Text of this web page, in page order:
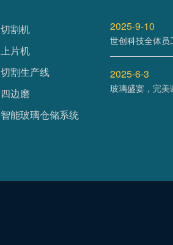
切割机
上片机
切割生产线
四边磨
智能玻璃仓储系统
2025-9-10
世创科技全体
2025-6-3
玻璃盛宴，完美